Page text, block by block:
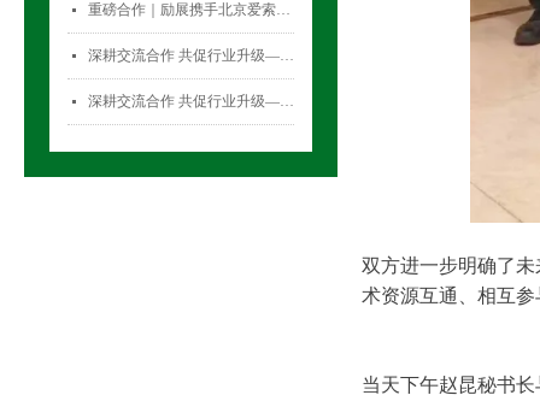
双方进一步明确了
术资源互通、相互
当天下午赵昆秘书
넷 重磅合作｜励展携手北京爱索塞瑞斯展览有限公司 全新升级国际气雾剂与金属容器展览会！
넷 深耕交流合作 共促行业升级——气雾剂委员会开展专项访问活动
넷 深耕交流合作 共促行业升级——气雾剂委员会开展专项访问活动